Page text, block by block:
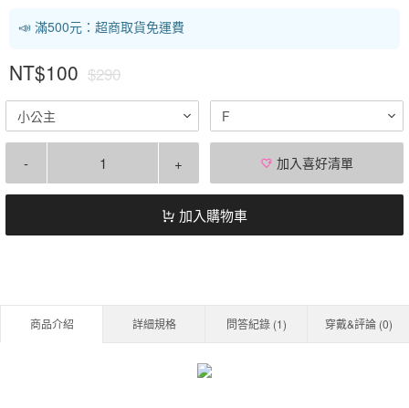
📣 滿500元：超商取貨免運費
NT$100 $290
小公主 F
- + 加入喜好清單
加入購物車
商品介紹 詳細規格 問答紀錄 (1) 穿戴&評論 (0)